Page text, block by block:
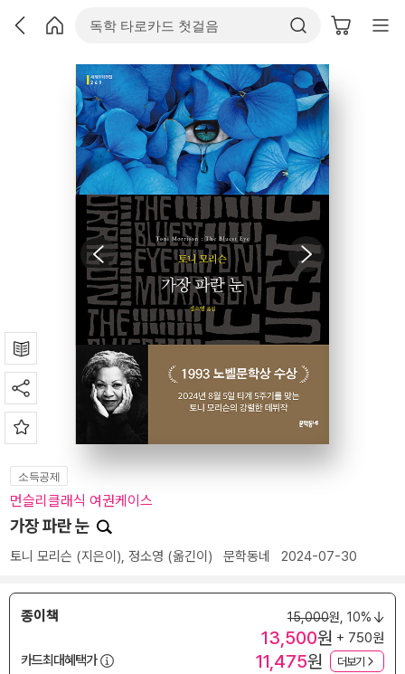
소득공제
먼슬리클래식 여권케이스
가장 파란 눈
토니 모리슨 (지은이), 정소영 (옮긴이) 문학동네 2024-07-30
종이책 15,000원, 10%
13,500원 + 750원
카드최대혜택가
11,475원 더보기